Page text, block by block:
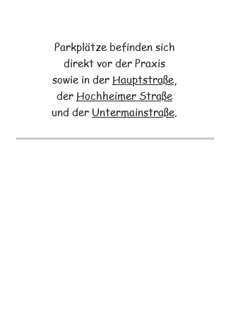
Parkplätze befinden sich
direkt vor der Praxis
sowie in der Hauptstraße,
der Hochheimer Straße
und der Untermainstraße.